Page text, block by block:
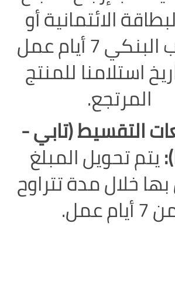
الائتمانية أو
الحساب البنكي 7 أيام عمل
استلامنا للمنتج
المرتجع.
التقسيط (تابي -
يتم تحويل المبلغ
خلال مدة تتراوح
عمل.